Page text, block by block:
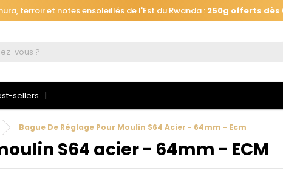
terroir et notes ensoleillés de l'Est du Rwanda : 250g offerts
terroir et notes ensoleillés de l'Est du Rwanda :
sellers
Bague De Réglage Pour Moulin S64 Acier - 64mm - Ecm
S64 acier - 64mm - ECM
connecter
devez être connecté pour enregistrer les produits de votre liste de